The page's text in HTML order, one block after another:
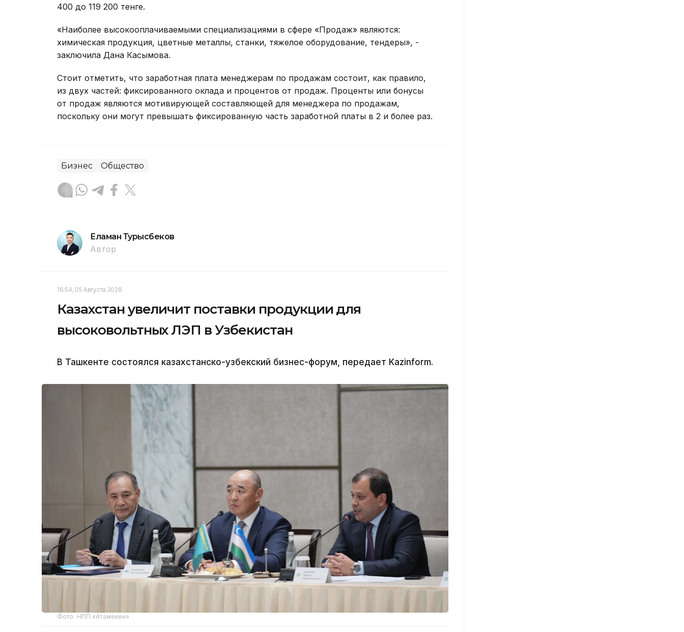
400 до 119 200 тенге.
«Наиболее высокооплачиваемыми специализациями в сфере «Продаж» являются:
химическая продукция, цветные металлы, станки, тяжелое оборудование, тендеры», -
заключила Дана Касымова.
Стоит отметить, что заработная плата менеджерам по продажам состоит, как правило,
из двух частей: фиксированного оклада и процентов от продаж. Проценты или бонусы
от продаж являются мотивирующей составляющей для менеджера по продажам,
поскольку они могут превышать фиксированную часть заработной платы в 2 и более раз.
Бизнес Общество
Еламан Турысбеков
Автор
16:54, 05 Августа 2026
Казахстан увеличит поставки продукции для
высоковольтных ЛЭП в Узбекистан
В Ташкенте состоялся казахстанско-узбекский бизнес-форум, передает Kazinform.
Фото: НПП «Атамекен»